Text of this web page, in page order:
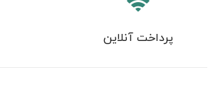
پرداخت آنلاین